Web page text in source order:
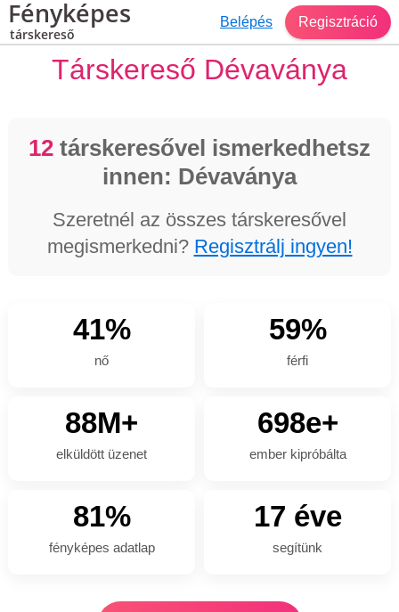
Fényképes
társkereső
Belépés Regisztráció
Társkereső Dévaványa
12 társkeresővel ismerkedhetsz
innen: Dévaványa
Szeretnél az összes társkeresővel
megismerkedni? Regisztrálj ingyen!
41%
nő
59%
férfi
88M+
elküldött üzenet
698e+
ember kipróbálta
81%
fényképes adatlap
17 éve
segítünk